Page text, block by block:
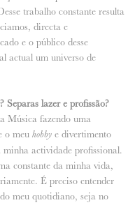
trabalho constante resulta
directa e
e o público desse
actual um universo de
Separas lazer e profissão?
Música fazendo uma
o meu hobby e divertimento
actividade profissional.
constante da minha vida,
É preciso entender
meu quotidiano, seja no